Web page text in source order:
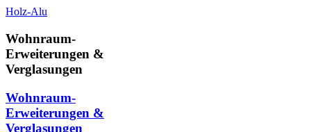
Holz-Alu
Wohnraum-
Erweiterungen &
Verglasungen
Wohnraum-
Erweiterungen &
Verglasungen